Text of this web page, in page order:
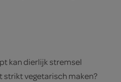
kan dierlijk stremsel
strikt vegetarisch maken?